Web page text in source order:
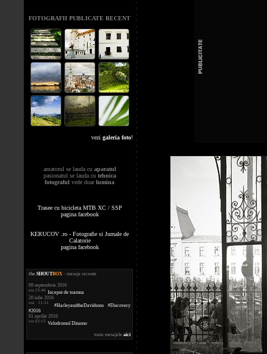
FOTOGRAFII PUBLICATE RECENT
vezi galeria foto!
amatorul se lauda cu aparatul
pasionatul se lauda cu tehnica
fotograful vede doarlumina
Trasee cu bicicleta MTB XC / SSP
pagina facebook
KERUCOV .ro - Fotografie si Jurnale de
Calatorie
pagina facebook
the.SHOUTBOX - mesaje recente
09 septembrie 2016
ora 23:46 Inceput de toamna
20 iulie 2016
ora 11:31
#HarleyandtheDavidsons #Discovery
#2016
01 aprilie 2016
ora 02:15 Velodromul Dinamo
toate mesajele aici